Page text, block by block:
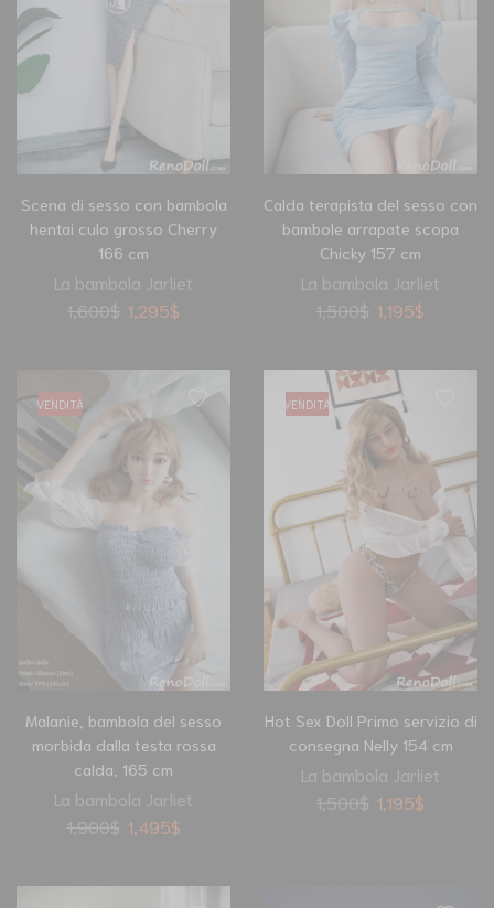
Scena di sesso con bambola
hentai culo grosso Cherry
166 cm
La bambola Jarliet
1,600$ 1,295$
Calda terapista del sesso con
bambole arrapate scopa
Chicky 157 cm
La bambola Jarliet
1,500$ 1,195$
VENDITA
Malanie, bambola del sesso
morbida dalla testa rossa
calda, 165 cm
La bambola Jarliet
1,900$ 1,495$
VENDITA
Hot Sex Doll Primo servizio di
consegna Nelly 154 cm
La bambola Jarliet
1,500$ 1,195$